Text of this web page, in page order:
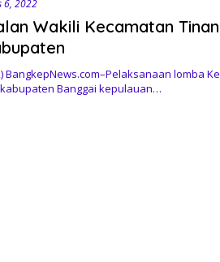
6, 2022
Wakili Kecamatan
BangkepNews.com–Pelaksanaan lomba
kabupaten Banggai kepulauan…